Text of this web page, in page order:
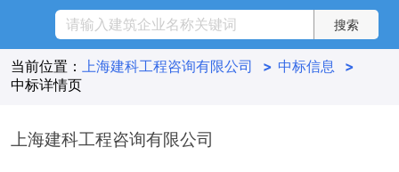
当前位置： 上海建科工程咨询有限公司 > 中标信息
>
中标详情页
上海建科工程咨询有限公司